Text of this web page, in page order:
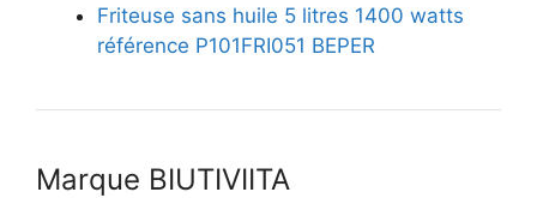
Friteuse sans huile 5 litres 1400 watts
référence P101FRI051 BEPER
Marque BIUTIVIITA